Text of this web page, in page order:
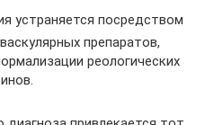
устраняется посредством
препаратов,
реологических